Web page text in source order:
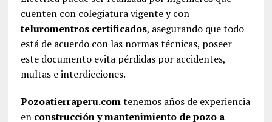
cuenten con colegiatura vigente y con
teluromentros certificados, asegurando que todo
está de acuerdo con las normas técnicas, poseer
este documento evita pérdidas por accidentes,
multas e interdicciones.
Pozoatierraperu.comtenemos años de experiencia
en construcción y mantenimiento de pozo a